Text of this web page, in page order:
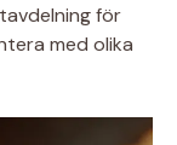
för
med olika